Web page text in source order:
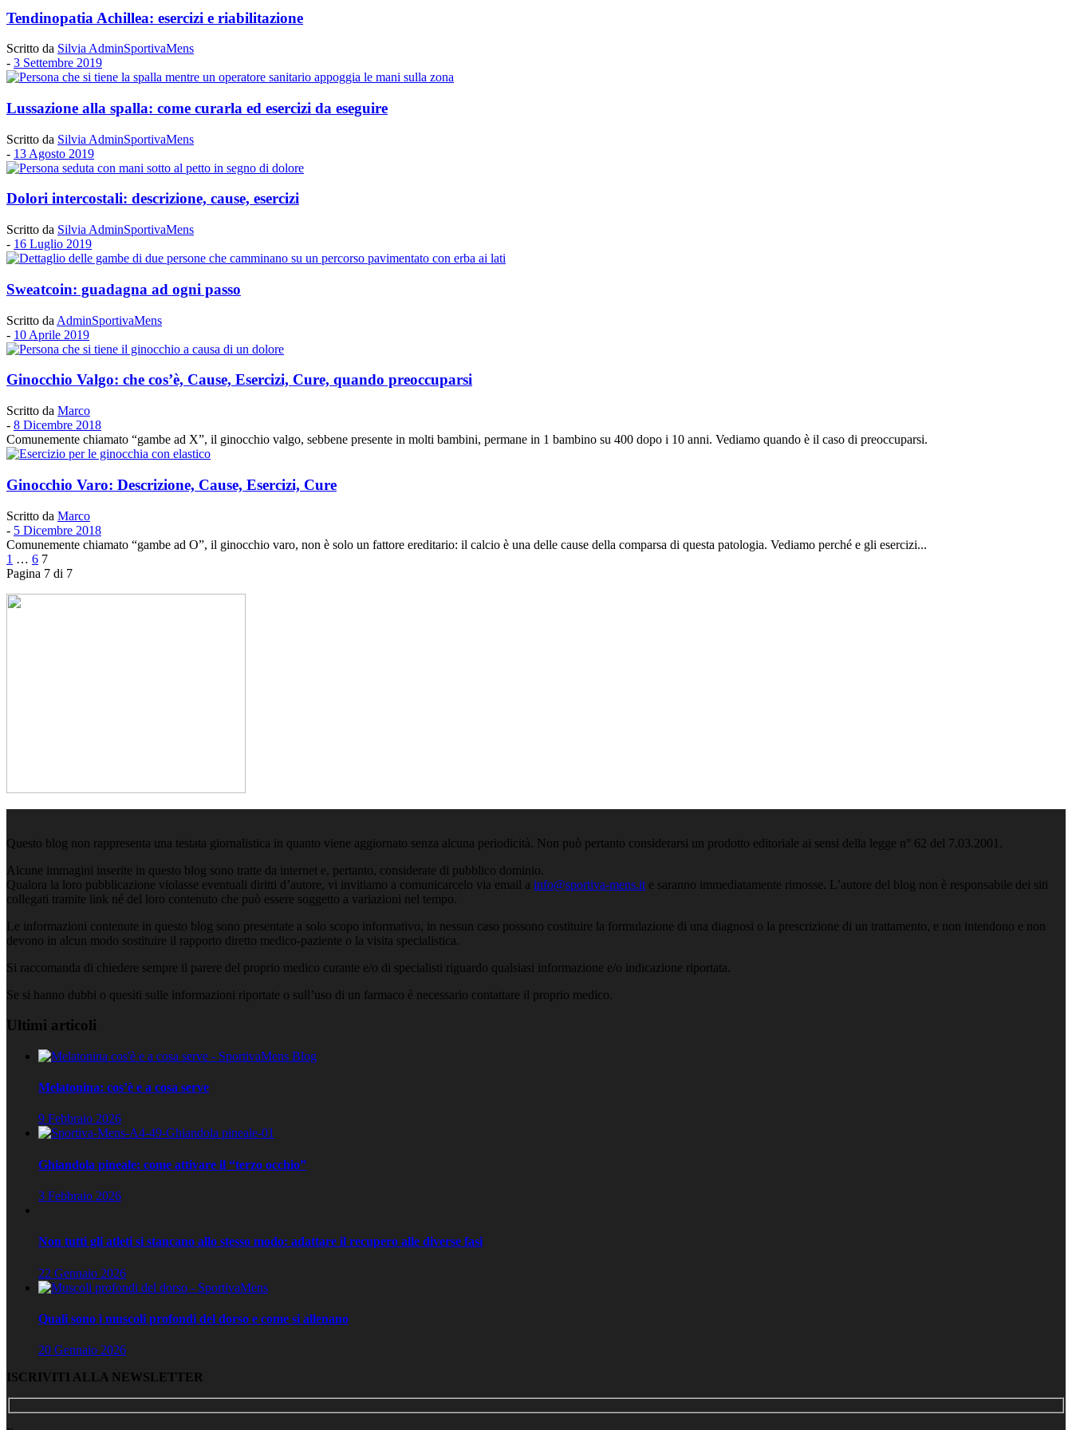
Tendinopatia Achillea: esercizi e riabilitazione
Scritto da Silvia AdminSportivaMens
- 3 Settembre 2019
Lussazione alla spalla: come curarla ed esercizi da eseguire
Scritto da Silvia AdminSportivaMens
- 13 Agosto 2019
Dolori intercostali: descrizione, cause, esercizi
Scritto da Silvia AdminSportivaMens
- 16 Luglio 2019
Sweatcoin: guadagna ad ogni passo
Scritto da AdminSportivaMens
- 10 Aprile 2019
Ginocchio Valgo: che cos’è, Cause, Esercizi, Cure, quando preoccuparsi
Scritto da Marco
- 8 Dicembre 2018
Comunemente chiamato “gambe ad X”, il ginocchio valgo, sebbene presente in molti bambini, permane in 1 bambino su 400 dopo i 10 anni. Vediamo quando è il caso di preoccuparsi.
Ginocchio Varo: Descrizione, Cause, Esercizi, Cure
Scritto da Marco
- 5 Dicembre 2018
Comunemente chiamato “gambe ad O”, il ginocchio varo, non è solo un fattore ereditario: il calcio è una delle cause della comparsa di questa patologia. Vediamo perché e gli esercizi...
1 … 6 7
Pagina 7 di 7
Questo blog non rappresenta una testata giornalistica in quanto viene aggiornato senza alcuna periodicità. Non può pertanto considerarsi un prodotto editoriale ai sensi della legge n° 62 del 7.03.2001.
Alcune immagini inserite in questo blog sono tratte da internet e, pertanto, considerate di pubblico dominio.
Qualora la loro pubblicazione violasse eventuali diritti d’autore, vi invitiamo a comunicarcelo via email a info@sportiva-mens.it e saranno immediatamente rimosse. L’autore del blog non è responsabile dei siti
collegati tramite link né del loro contenuto che può essere soggetto a variazioni nel tempo.
Le informazioni contenute in questo blog sono presentate a solo scopo informativo, in nessun caso possono costituire la formulazione di una diagnosi o la prescrizione di un trattamento, e non intendono e non
devono in alcun modo sostituire il rapporto diretto medico-paziente o la visita specialistica.
Si raccomanda di chiedere sempre il parere del proprio medico curante e/o di specialisti riguardo qualsiasi informazione e/o indicazione riportata.
Se si hanno dubbi o quesiti sulle informazioni riportate o sull’uso di un farmaco è necessario contattare il proprio medico.
Ultimi articoli
Melatonina: cos’è e a cosa serve
9 Febbraio 2026
Ghiandola pineale: come attivare il “terzo occhio”
3 Febbraio 2026
Non tutti gli atleti si stancano allo stesso modo: adattare il recupero alle diverse fasi
22 Gennaio 2026
Quali sono i muscoli profondi del dorso e come si allenano
20 Gennaio 2026
ISCRIVITI ALLA NEWSLETTER